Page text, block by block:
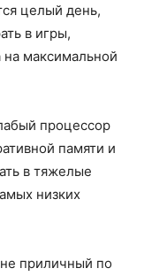
целый день,
в игры,
на максимальной
процессор
памяти и
в тяжелые
низких
приличный по